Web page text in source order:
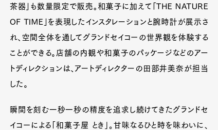
茶器」も数量限定で販売。和菓子に加えて「THE NATURE
OF TIME」を表現したインスタレーションと腕時計が展示さ
れ、空間全体を通してグランドセイコーの世界観を体験する
ことができる。店舗の内観や和菓子のパッケージなどのアー
トディレクションは、アートディレクターの田部井美奈が担当
した。
瞬間を刻む一秒一秒の精度を追求し続けてきたグランドセ
イコーによる「和菓子屋 とき」。甘味なるひと時を味わいに、